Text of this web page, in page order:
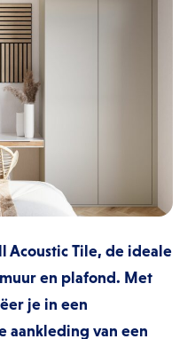
Acoustic Tile, de ideale
en plafond. Met
je in een
aankleding van een